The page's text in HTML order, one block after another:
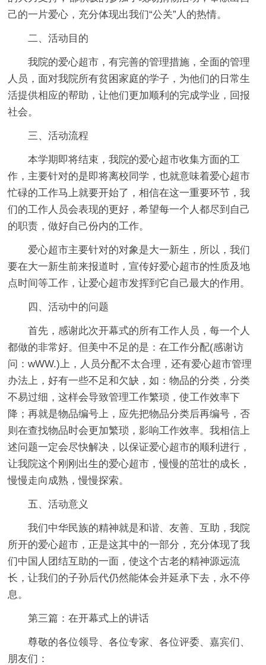
己的一片爱心，充分体现出我们“公关”人的热情。
二、活动目的
我院的爱心超市，有完善的管理措施，全面的管理
人员，面对我院所有贫困家庭的学子，为他们的日常生
活提供相应的帮助，让他们更加顺利的完成学业，回报
社会。
三、活动流程
本学期即将结束，我院的爱心超市收集方面的工
作，主要针对的是即将离校同学，也就意味着爱心超市
忙碌的工作马上就要开始了，相信在这一重要环节，我
们的工作人员会表现的更好，希望每一个人都尽到自己
的职责，做好自己份内的工作。
爱心超市主要针对的对象是大一新生，所以，我们
要在大一新生前来报道时，宣传好爱心超市的性质及地
点时间等工作，让爱心超市发挥到它自己最大的作用。
四、活动中的问题
首先，感谢此次开幕式的所有工作人员，每一个人
都做的非常好。但美中不足的是：在工作分配(感谢访
问：wWW.)上，人员分配不太合理，还有爱心超市管理
办法上，好有一些不足和欠缺，如：物品的分类，分类
不易过细，这样会导致管理工作繁琐，使工作效率下
降；再就是物品编号上，应先把物品分类后再编号，否
则在查找物品时会更加繁琐，影响工作效率。我相信上
述问题一定会尽快解决，以保证爱心超市的顺利进行，
让我院这个刚刚出生的爱心超市，慢慢的茁壮的成长，
慢慢走向成熟，慢慢探索。
五、活动意义
我们中华民族的精神就是和谐、友善、互助，我院
所开的爱心超市，正是这其中的一部分，充分体现了我
们中国人团结互助的一面，使这个古老的精神源远流
长，让我们的子孙后代仍然能体会并延承下去，永不停
息。
第三篇：在开幕式上的讲话
尊敬的各位领导、各位专家、各位评委、嘉宾们、
朋友们：